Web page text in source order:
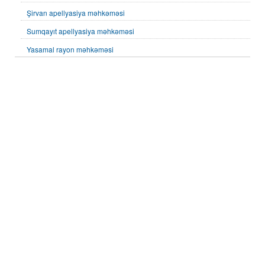
Şirvan apellyasiya məhkəməsi
Sumqayıt apellyasiya məhkəməsi
Yasamal rayon məhkəməsi